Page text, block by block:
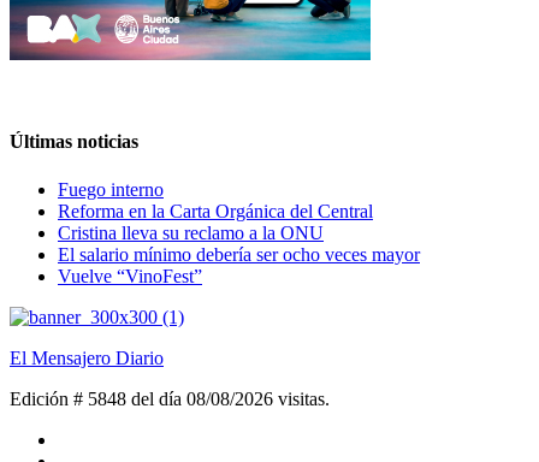
Últimas noticias
Fuego interno
Reforma en la Carta Orgánica del Central
Cristina lleva su reclamo a la ONU
El salario mínimo debería ser ocho veces mayor
Vuelve “VinoFest”
El Mensajero Diario
Edición # 5848 del día 08/08/2026 visitas.